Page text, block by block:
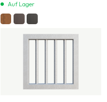
Auf Lager